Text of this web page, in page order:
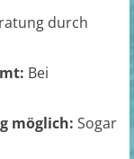
durch
Bei
möglich: Sogar